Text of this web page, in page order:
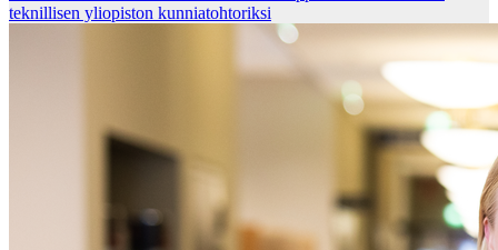
teknillisen yliopiston kunniatohtoriksi